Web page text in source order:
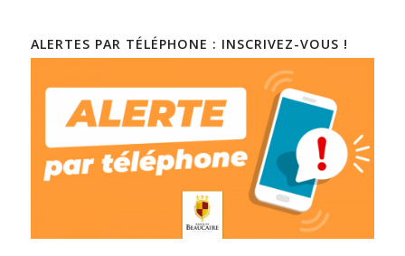
ALERTES PAR TÉLÉPHONE : INSCRIVEZ-VOUS !